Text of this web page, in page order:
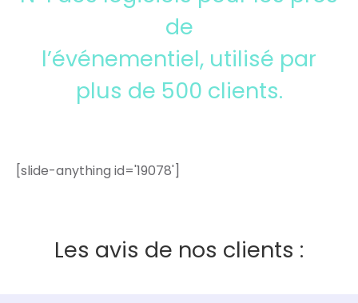
de
l’événementiel, utilisé par
plus de 500 clients.
[slide-anything id='19078']
Les avis de nos clients :